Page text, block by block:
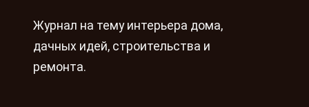
Журнал на тему интерьера дома,
дачных идей, строительства и
ремонта.